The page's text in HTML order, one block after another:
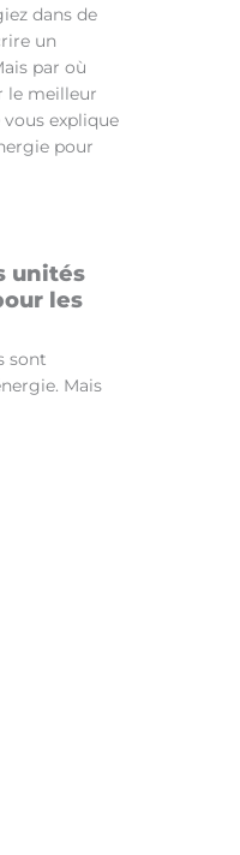
dans de
un
par où
le meilleur
explique
pour
unités
les
sont
Mais